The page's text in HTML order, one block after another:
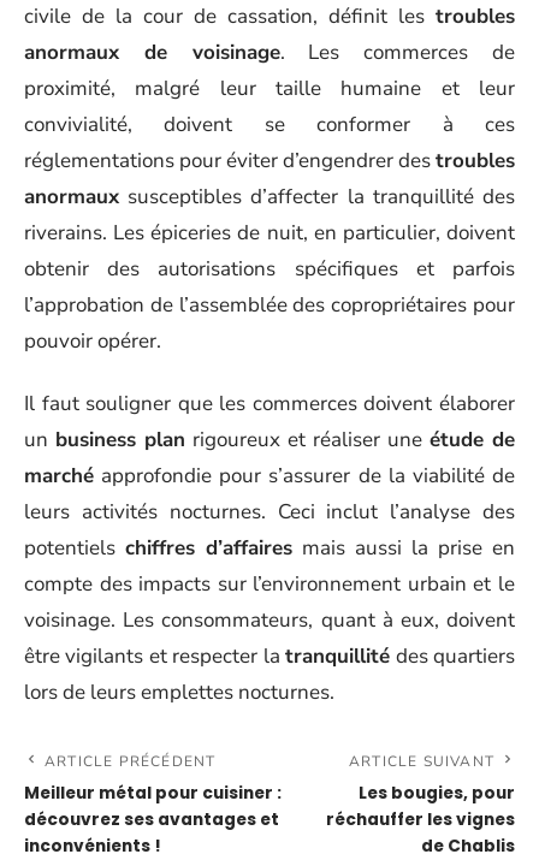
civile de la cour de cassation, définit les troubles
anormaux de voisinage. Les commerces de
proximité, malgré leur taille humaine et leur
convivialité, doivent se conformer à ces
réglementations pour éviter d’engendrer destroubles
anormaux susceptibles d’affecter la tranquillité des
riverains. Les épiceries de nuit, en particulier, doivent
obtenir des autorisations spécifiques et parfois
l’approbation de l’assemblée des copropriétaires pour
pouvoir opérer.
Il faut souligner que les commerces doivent élaborer
un business plan rigoureux et réaliser une étude de
marché approfondie pour s’assurer de la viabilité de
leurs activités nocturnes. Ceci inclut l’analyse des
potentiels chiffres d’affaires mais aussi la prise en
compte des impacts sur l’environnement urbain et le
voisinage. Les consommateurs, quant à eux, doivent
être vigilants et respecter latranquillité des quartiers
lors de leurs emplettes nocturnes.
ARTICLE PRÉCÉDENT
Meilleur métal pour cuisiner :
découvrez ses avantages et
inconvénients !
ARTICLE SUIVANT
Les bougies, pour
réchauffer les vignes
de Chablis